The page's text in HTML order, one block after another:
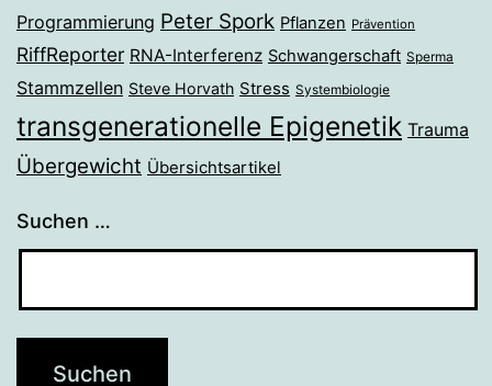
Programmierung Peter Spork Pflanzen Prävention
RiffReporter RNA-Interferenz Schwangerschaft Sperma
Stammzellen Steve Horvath Stress Systembiologie
transgenerationelle Epigenetik Trauma
Übergewicht Übersichtsartikel
Suchen …